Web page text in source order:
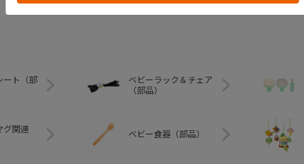
ート（部
ベビーラック＆チェア
（部品）
グ関連
ベビー食器（部品）